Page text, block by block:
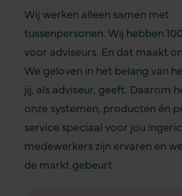
Wij werken alleen samen met
tussenpersonen. Wij hebben
voor adviseurs. En dat maakt
We geloven in het belang van
jij, als adviseur, geeft. Daarom
onze systemen, producten én
service speciaal voor jou
medewerkers zijn ervaren en
de markt gebeurt.